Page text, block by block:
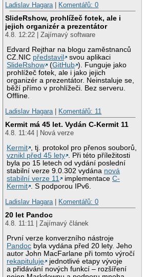
Ladislav Hagara | Komentářů: 0
SlideRshow, prohlížeč fotek, ale i
jejich organizér a prezentátor
4.8. 12:22 | Zajímavý software
Edvard Rejthar na blogu zaměstnanců
CZ.NIC představil
svou aplikaci
SlideRshow
(GitHub ). Funguje jako
prohlížeč fotek, ale i jako jejich
organizér a prezentátor. Neinstaluje se,
běží přímo v prohlížeči. Bez serveru.
Offline.
Ladislav Hagara | Komentářů: 11
Kermit má 45 let. Vydán C-Kermit 11
4.8. 11:44 | Nová verze
Kermit , tj. protokol pro přenos souborů,
vznikl před 45 lety . Při této příležitosti
byla po 15 letech od vydání poslední
stabilní verze 9.0.302 vydána nová
stabilní verze 11
implementaceC-
Kermit . S podporou IPv6.
Ladislav Hagara | Komentářů: 0
20 let Pandoc
4.8. 11:11 | Zajímavý článek
První verze konverzního nástroje
Pandoc byla vydána před 20 lety. Jeho
autor John MacFarlane při tomto výročí
rekapituluje
jednotlivé etapy vývoje
a přidávání nových funkcí – rozšíření